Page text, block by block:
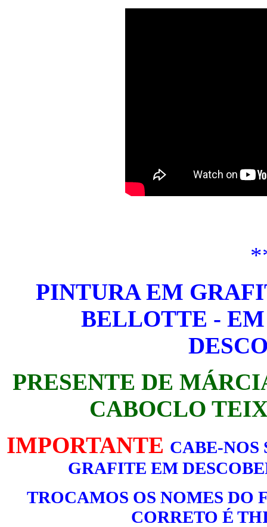
PINTURA EM
BELLOTTE - EM
PRESENTE DE
CABOCLO
IMPORTANTE CABE-NOS
GRAFITE EM
TROCAMOS OS NOMES
CORRETO É